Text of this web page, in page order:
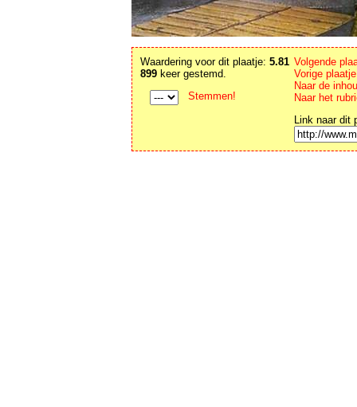
Waardering voor dit plaatje: 5.81
899 keer gestemd.
Stemmen!
Volgende
Vorige
Naar de
Naar het
Link naar dit